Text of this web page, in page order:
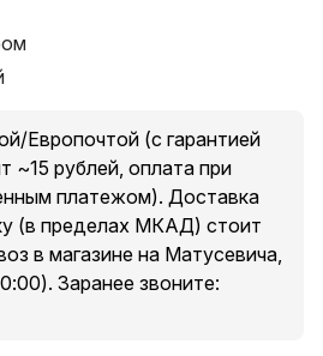
≈ 104 см)
палисандр
Европочтой (с гарантией
~15 рублей, оплата при
платежом). Доставка
(в пределах МКАД) стоит
в магазине на Матусевича,
Заранее звоните: